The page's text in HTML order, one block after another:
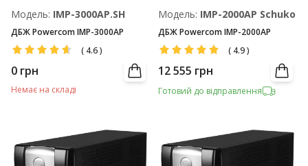
Модель: IMP-3000AP.SH
ДБЖ Powercom IMP-3000AP
( 4.6)
0 грн
Немає на складі
Модель: IMP-2000AP Schuko
ДБЖ Powercom IMP-2000AP
( 4.9)
12 555 грн
Готовий до відправлення